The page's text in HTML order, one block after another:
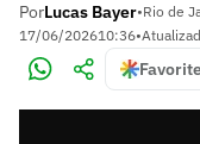
PorLucas Bayer•Rio de
17/06/202610:36•